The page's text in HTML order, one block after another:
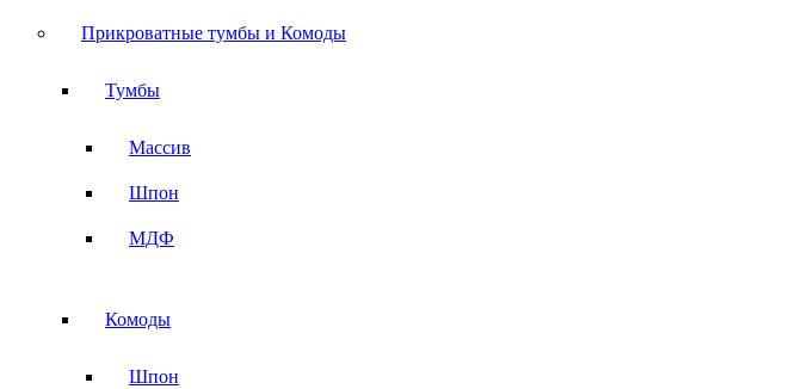
Прикроватные тумбы и Комоды
Тумбы
Массив
Шпон
МДФ
Комоды
Шпон